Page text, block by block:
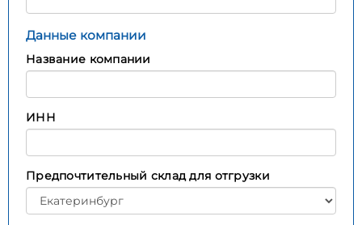
Данные компании
Название компании
ИНН
Предпочтительный склад для отгрузки